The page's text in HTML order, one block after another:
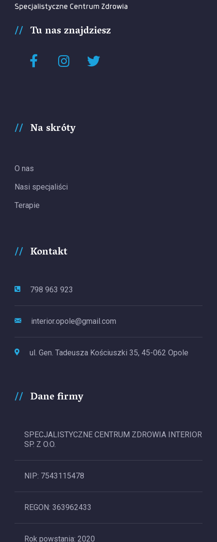
Tu nas znajdziesz
Na skróty
O nas
Nasi specjaliści
Terapie
Kontakt
798 963 923
interior.opole@gmail.com
ul. Gen. Tadeusza Kościuszki 35, 45-062 Opole
Dane firmy
SPECJALISTYCZNE CENTRUM ZDROWIA INTERIOR
SP. Z O.O.
NIP: 7543115478
REGON: 363962433
Rok powstania: 2020